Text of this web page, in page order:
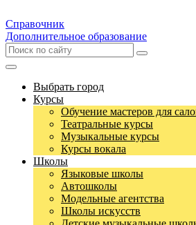
Справочник
Дополнительное образование
Выбрать город
Курсы
Обучение мастеров для
Театральные курсы
Музыкальные курсы
Курсы вокала
Школы
Языковые школы
Автошколы
Модельные агентства
Школы искусств